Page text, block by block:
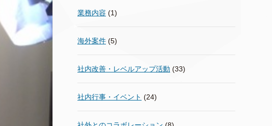
業務内容 (1)
海外案件 (5)
社内改善・レベルアップ活動 (33)
社内行事・イベント (24)